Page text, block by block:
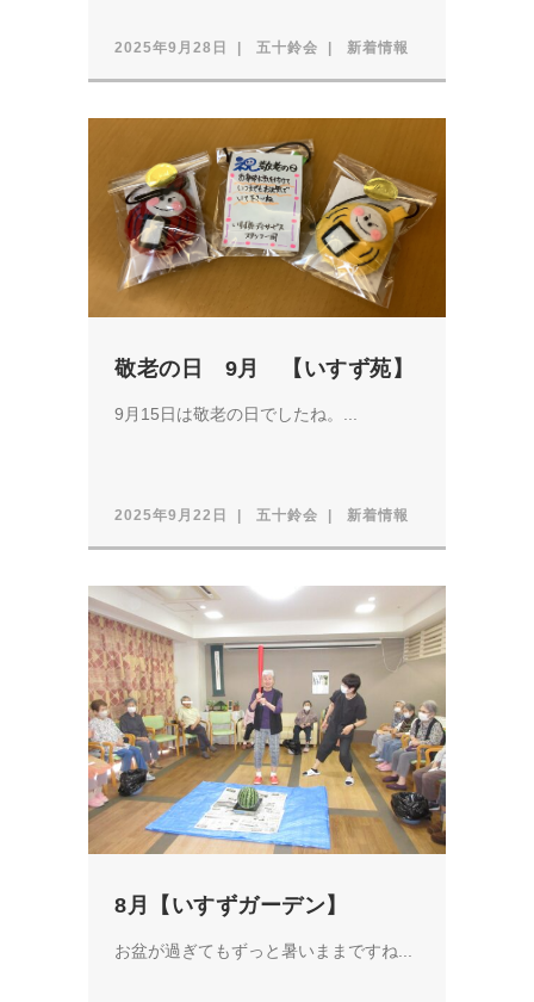
2025年9月28日 五十鈴会 新着情報
敬老の日 9月 【いすず苑】
9月15日は敬老の日でしたね。...
2025年9月22日 五十鈴会 新着情報
8月【いすずガーデン】
お盆が過ぎてもずっと暑いままですね...